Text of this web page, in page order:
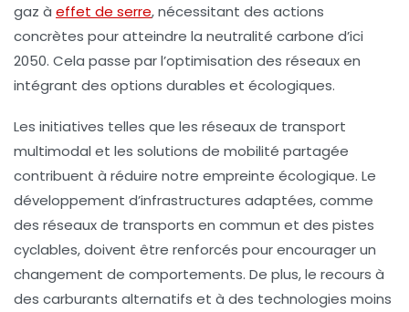
gaz à effet de serre, nécessitant des actions
concrètes pour atteindre la neutralité carbone d’ici
2050. Cela passe par l’optimisation des réseaux en
intégrant des options durables et écologiques.
Les initiatives telles que les réseaux de transport
multimodal et les solutions de mobilité partagée
contribuent à réduire notre empreinte écologique. Le
développement d’infrastructures adaptées, comme
des réseaux de transports en commun et des pistes
cyclables, doivent être renforcés pour encourager un
changement de comportements. De plus, le recours à
des carburants alternatifs et à des technologies moins